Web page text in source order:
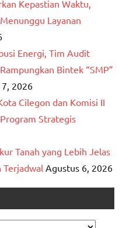
Kepastian Waktu,
Layanan
Energi, Tim Audit
Bintek “SMP”
2026
Cilegon dan Komisi II
Strategis
Tanah yang Lebih Jelas
Terjadwal Agustus 6, 2026